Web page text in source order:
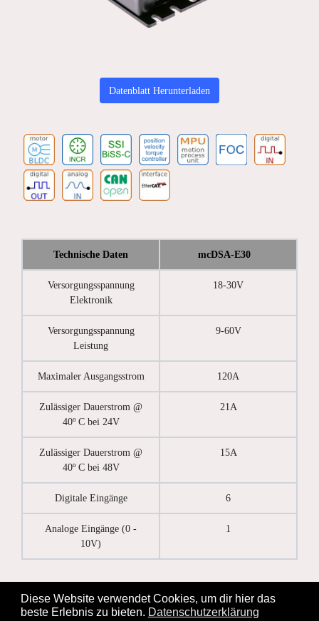
Diese Website verwendet Cookies, um dir hier das
beste Erlebnis zu bieten. Datenschutzerklärung
Datenblatt Herunterladen
Technische Daten mcDSA-E30
Versorgungsspannung
Elektronik
18-30V
Versorgungsspannung
Leistung
9-60V
Maximaler Ausgangsstrom 120A
Zulässiger Dauerstrom @
40º C bei 24V
21A
Zulässiger Dauerstrom @
40º C bei 48V
15A
Digitale Eingänge 6
Analoge Eingänge (0 -
10V)
1